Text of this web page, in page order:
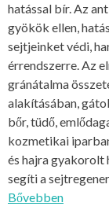
hatással bír. Az
gyökök ellen,
sejtjeinket védi,
érrendszerre. Az
gránátalma
alakításában,
bőr, tüdő,
kozmetikai
és hajra gyakorolt
segíti a
Bővebben